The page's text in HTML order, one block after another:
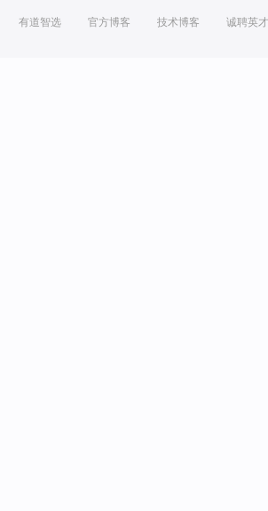
有道智选 官方博客 技术博客 诚聘英才